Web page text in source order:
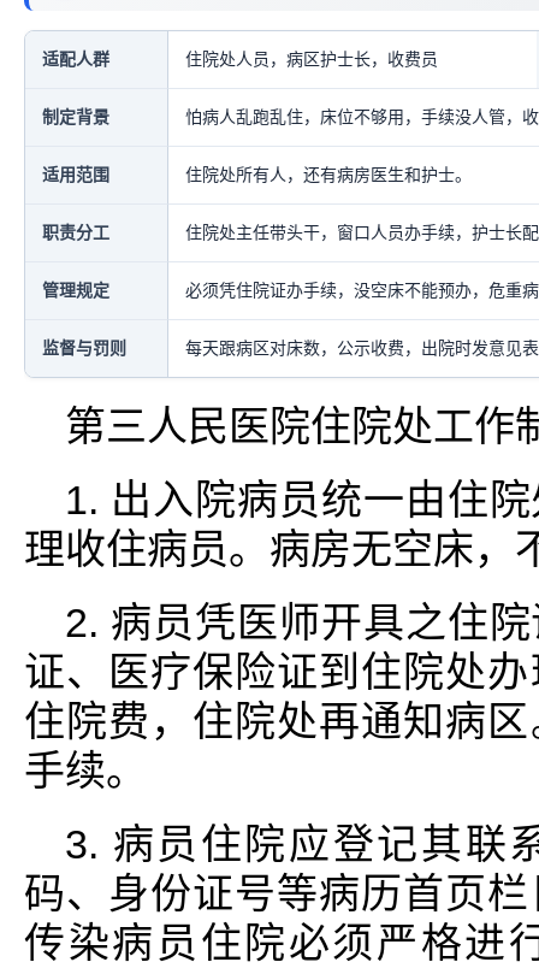
适配人群 住院处人员，病区护士长，收费员
制定背景 怕病人乱跑乱住，床位不够用，手续没人管，
适用范围 住院处所有人，还有病房医生和护士。
职责分工 住院处主任带头干，窗口人员办手续，护士长
管理规定 必须凭住院证办手续，没空床不能预办，危重
监督与罚则 每天跟病区对床数，公示收费，出院时发意见
第三人民医院住院处工作
1. 出入院病员统一由住
理收住病员。病房无空床，
2. 病员凭医师开具之住
证、医疗保险证到住院处
住院费，住院处再通知病
手续。
3. 病员住院应登记其联
码、身份证号等病历首页
传染病员住院必须严格进